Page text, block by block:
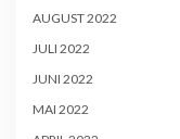
AUGUST 2022
JULI 2022
JUNI 2022
MAI 2022